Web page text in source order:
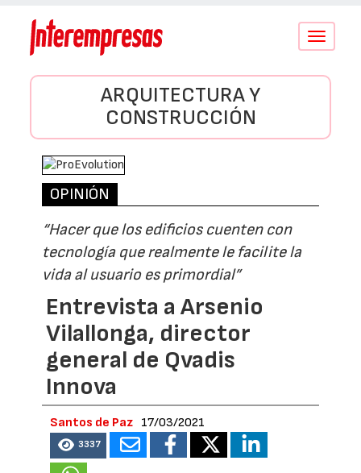
Conmutar
ARQUITECTURA Y
CONSTRUCCIÓN
OPINIÓN
“Hacer que los edificios cuenten con
tecnología que realmente le facilite la
vida al usuario es primordial”
Entrevista a Arsenio
Vilallonga, director
general de Qvadis
Innova
Santos de Paz 17/03/2021
3337